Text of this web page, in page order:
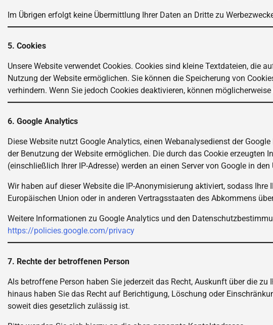
Im Übrigen erfolgt keine Übermittlung Ihrer Daten an Dritte zu
5. Cookies
Unsere Website verwendet Cookies. Cookies sind kleine Textdateien, die
Nutzung der Website ermöglichen. Sie können die Speicherung von
verhindern. Wenn Sie jedoch Cookies deaktivieren, können
6. Google Analytics
Diese Website nutzt Google Analytics, einen Webanalysedienst der
der Benutzung der Website ermöglichen. Die durch das Cookie erzeugten
(einschließlich Ihrer IP-Adresse) werden an einen Server von Google in
Wir haben auf dieser Website die IP-Anonymisierung aktiviert, sodass
Europäischen Union oder in anderen Vertragsstaaten des Abkommens
Weitere Informationen zu Google Analytics und den
https://policies.google.com/privacy
7. Rechte der betroffenen Person
Als betroffene Person haben Sie jederzeit das Recht, Auskunft über die zu
hinaus haben Sie das Recht auf Berichtigung, Löschung oder
soweit dies gesetzlich zulässig ist.